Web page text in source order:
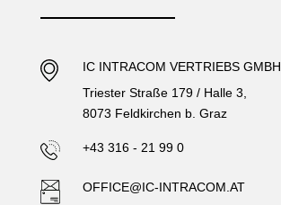
IC INTRACOM VERTRIEBS GMBH
Triester Straße 179 / Halle 3,
8073 Feldkirchen b. Graz
+43 316 - 21 99 0
OFFICE@IC-INTRACOM.AT